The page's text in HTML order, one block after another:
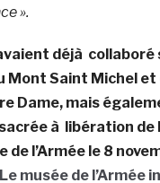
».
déjà collaboré
Mont Saint Michel et
Dame, mais
à libération de
de l’Armée le 8
Le musée de l’Armée